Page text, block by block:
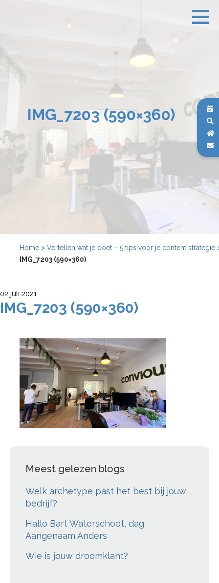
IMG_7203 (590×360)
Home > Vertellen wat je doet – 5 tips voor je content strategie
IMG_7203 (590×360)
02 juli 2021
IMG_7203 (590×360)
Meest gelezen blogs
Welk archetype past het best bij jouw
bedrijf?
Hallo Bart Waterschoot, dag
Aangenaam Anders
Wie is jouw droomklant?